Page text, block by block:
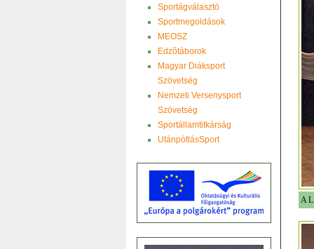
Sportágválasztó
Sportmegoldások
MEOSZ
Edzõtáborok
Magyar Diáksport
Szövetség
Nemzeti Versenysport
Szövetség
Sportállamtitkárság
UtánpótlásSport
A